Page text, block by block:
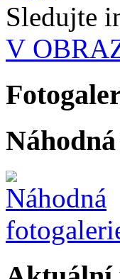
Sledujte
V